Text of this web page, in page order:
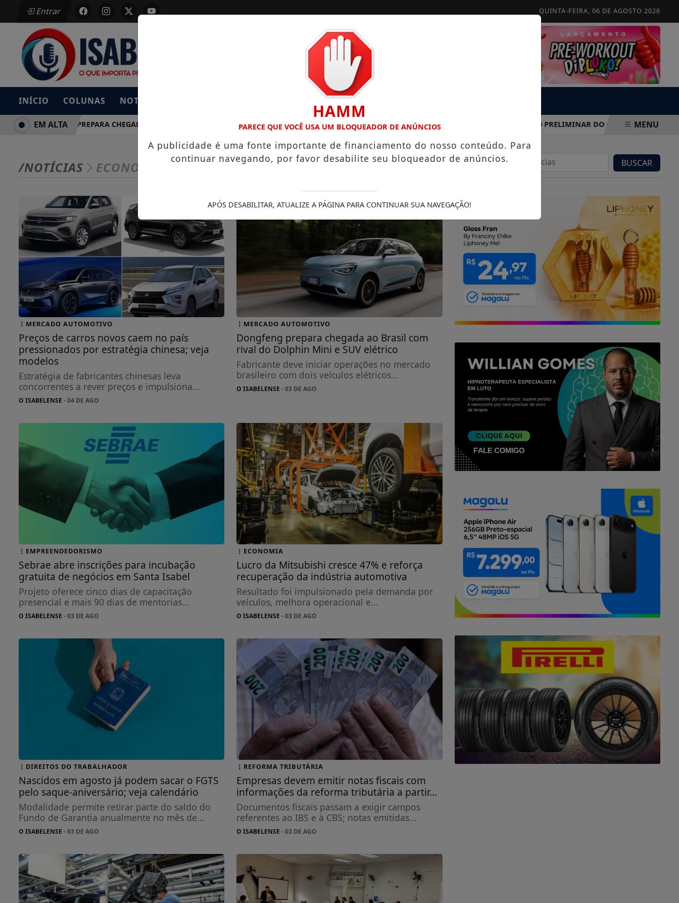
Entrar QUINTA-FEIRA, 06 DE AGOSTO 2026
INÍCIO COLUNAS NOTÍCIAS PUBLICIDADES LEGAIS
DONGFENG PREPARA CHEGADA AO BRASIL COM RIVAL DO DOLPHIN MINI E SUV ELÉTRICO CÂMARA DE SANTA ISABEL DIVULGA GABARITO PRELIMINAR DO CONCURSO PÚBLICO
EM ALTA MENU
/NOTÍCIAS ECONOMIA BUSCAR
MERCADO AUTOMOTIVO
Preços de carros novos caem no país
pressionados por estratégia chinesa; veja
modelos
Estratégia de fabricantes chinesas leva
concorrentes a rever preços e impulsiona...
O ISABELENSE - 04 DE AGO
MERCADO AUTOMOTIVO
Dongfeng prepara chegada ao Brasil com
rival do Dolphin Mini e SUV elétrico
Fabricante deve iniciar operações no mercado
brasileiro com dois veículos elétricos...
O ISABELENSE - 03 DE AGO
EMPREENDEDORISMO
Sebrae abre inscrições para incubação
gratuita de negócios em Santa Isabel
Projeto oferece cinco dias de capacitação
presencial e mais 90 dias de mentorias...
O ISABELENSE - 03 DE AGO
ECONOMIA
Lucro da Mitsubishi cresce 47% e reforça
recuperação da indústria automotiva
Resultado foi impulsionado pela demanda por
veículos, melhora operacional e...
O ISABELENSE - 03 DE AGO
DIREITOS DO TRABALHADOR
Nascidos em agosto já podem sacar o FGTS
pelo saque-aniversário; veja calendário
Modalidade permite retirar parte do saldo do
Fundo de Garantia anualmente no mês de...
O ISABELENSE - 03 DE AGO
REFORMA TRIBUTÁRIA
Empresas devem emitir notas fiscais com
informações da reforma tributária a partir...
Documentos fiscais passam a exigir campos
referentes ao IBS e à CBS; notas emitidas...
O ISABELENSE - 03 DE AGO
HAMM
PARECE QUE VOCÊ USA UM BLOQUEADOR DE ANÚNCIOS
A publicidade é uma fonte importante de financiamento do nosso conteúdo. Para
continuar navegando, por favor desabilite seu bloqueador de anúncios.
APÓS DESABILITAR, ATUALIZE A PÁGINA PARA CONTINUAR SUA NAVEGAÇÃO!